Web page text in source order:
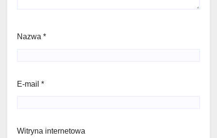
Nazwa *
E-mail *
Witryna internetowa